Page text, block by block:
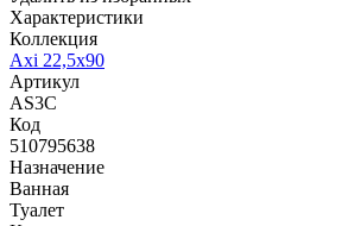
Характеристики
Коллекция
Axi 22,5x90
Артикул
AS3C
Код
510795638
Назначение
Ванная
Туалет